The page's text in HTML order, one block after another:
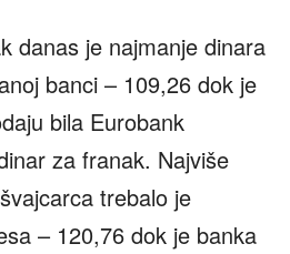
danas je najmanje dinara
banci – 109,26 dok je
bila Eurobank
za franak. Najviše
trebalo je
– 120,76 dok je banka